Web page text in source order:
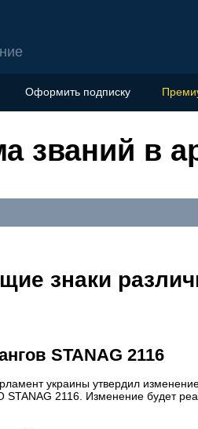
Оформить подписку
званий в
знаки
STANAG 2116
украины утвердил
STANAG 2116. Изменение будет